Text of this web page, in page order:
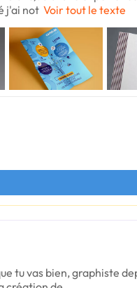
j'ai not Voir tout le texte
tu vas bien, graphiste